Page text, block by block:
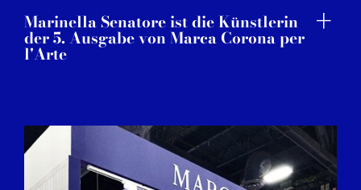
Marinella Senatore ist die Künstlerin
der 5. Ausgabe von Marca Corona per
l'Arte